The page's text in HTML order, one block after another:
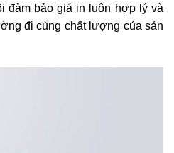
đảm bảo giá in luôn hợp lý và
đi cùng chất lượng của sản